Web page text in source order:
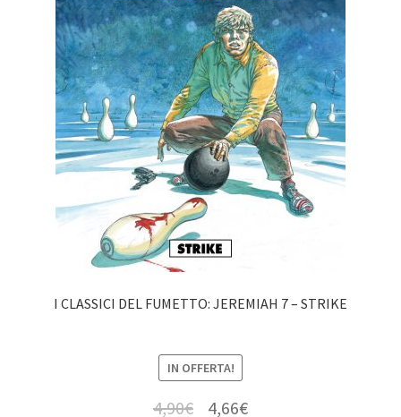
I CLASSICI DEL FUMETTO: JEREMIAH 7 – STRIKE
IN OFFERTA!
4,90€ 4,66€